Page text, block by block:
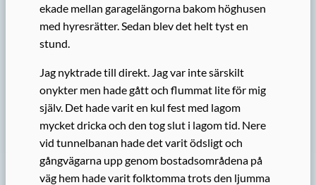
ekade mellan garagelängorna bakom höghusen
med hyresrätter. Sedan blev det helt tyst en
stund.
Jag nyktrade till direkt. Jag var inte särskilt
onykter men hade gått och flummat lite för mig
själv. Det hade varit en kul fest med lagom
mycket dricka och den tog slut i lagom tid. Nere
vid tunnelbanan hade det varit ödsligt och
gångvägarna upp genom bostadsområdena på
väg hem hade varit folktomma trots den ljumma